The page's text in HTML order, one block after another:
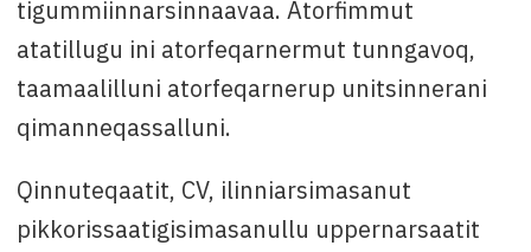
tigummiinnarsinnaavaa. Atorfimmut
atatillugu ini atorfeqarnermut tunngavoq,
taamaalilluni atorfeqarnerup unitsinnerani
qimanneqassalluni.
Qinnuteqaatit, CV, ilinniarsimasanut
pikkorissaatigisimasanullu uppernarsaatit